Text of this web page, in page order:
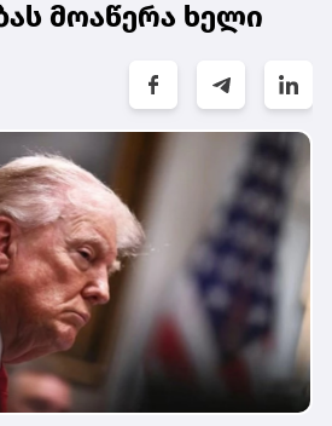
მოაწერა ხელი